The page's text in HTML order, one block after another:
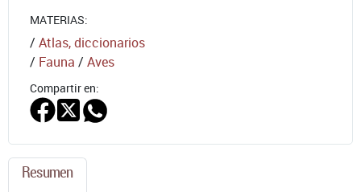
MATERIAS:
/ Atlas, diccionarios
/ Fauna / Aves
Compartir en:
Resumen